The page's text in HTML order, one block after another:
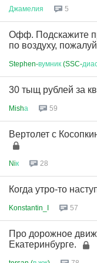
Джамелия 5
Офф. Подскажите
по воздуху,
Stephen-вумник (SSC-
30 тыщ рублей за
Mishа 59
Вертолет с
Niк 28
Когда утро-то
Konstantin_I 57
Про дорожное
Екатеринбурге.